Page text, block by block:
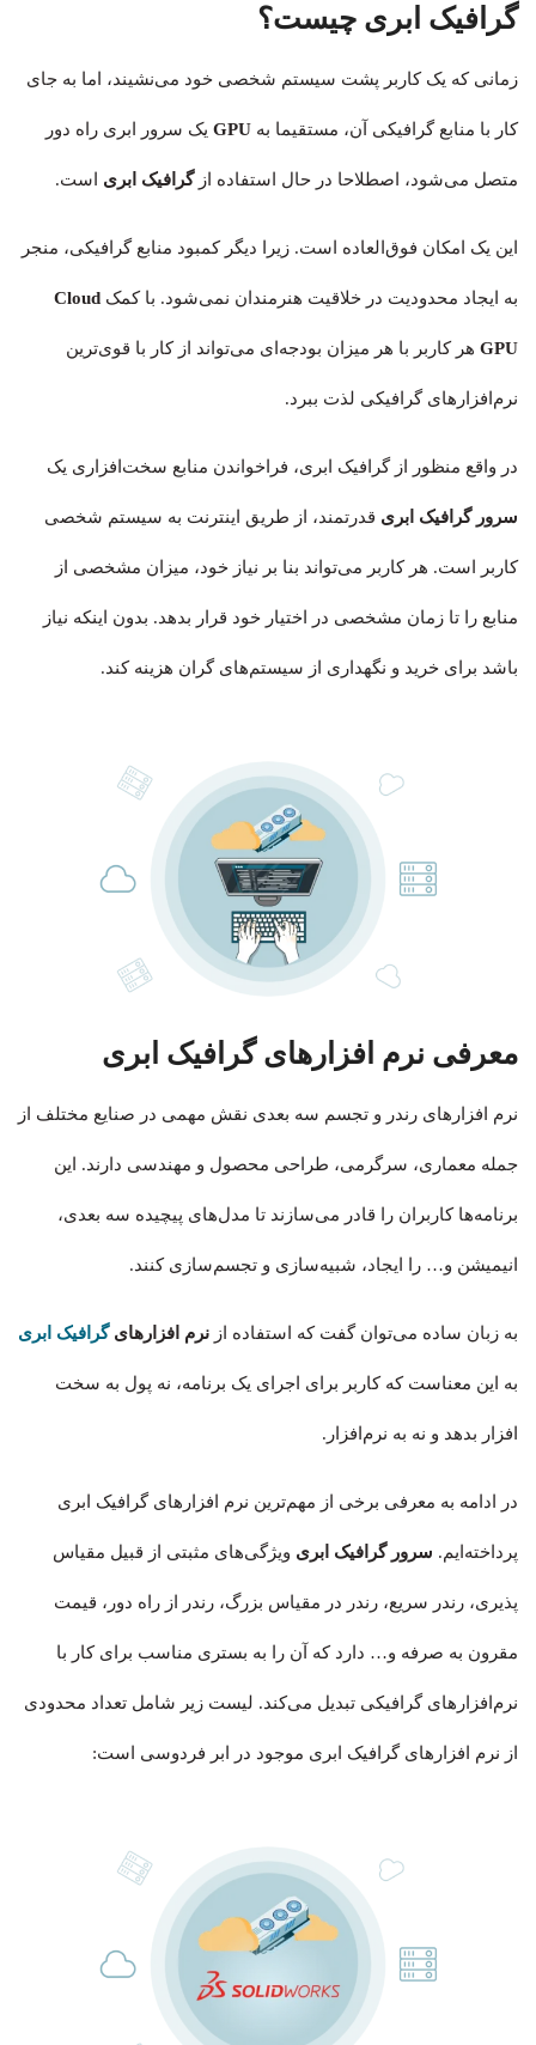
گرافیک ابری چیست؟
زمانی که یک کاربر پشت سیستم شخصی خود می‌نشیند، اما به جای
کار با منابع گرافیکی آن، مستقیما به GPU یک سرور ابری راه دور
متصل می‌شود، اصطلاحا در حال استفاده ازگرافیک ابری است.
این یک امکان فوق‌العاده است. زیرا دیگر کمبود منابع گرافیکی، منجر
به ایجاد محدودیت در خلاقیت هنرمندان نمی‌شود. با کمک Cloud
GPU هر کاربر با هر میزان بودجه‌ای می‌تواند از کار با قوی‌ترین
نرم‌افزارهای گرافیکی لذت ببرد.
در واقع منظور از گرافیک ابری، فراخواندن منابع سخت‌افزاری یک
سرور گرافیک ابری قدرتمند، از طریق اینترنت به سیستم شخصی
کاربر است. هر کاربر می‌تواند بنا بر نیاز خود، میزان مشخصی از
منابع را تا زمان مشخصی در اختیار خود قرار بدهد. بدون اینکه نیاز
باشد برای خرید و نگهداری از سیستم‌های گران هزینه‌ کند.
معرفی نرم افزارهای گرافیک ابری
نرم افزارهای رندر و تجسم سه بعدی نقش مهمی در صنایع مختلف از
جمله معماری، سرگرمی، طراحی محصول و مهندسی دارند. این
برنامه‌ها کاربران را قادر می‌سازند تا مدل‌های پیچیده سه بعدی،
انیمیشن و… را ایجاد، شبیه‌سازی و تجسم‌سازی کنند.
به زبان ساده می‌توان گفت که استفاده از نرم افزارهایگرافیک ابری
به این معناست که کاربر برای اجرای یک برنامه، نه پول به سخت
افزار بدهد و نه به نرم‌افزار.
در ادامه به معرفی برخی از مهم‌ترین نرم افزارهای گرافیک ابری
پرداخته‌ایم. سرور گرافیک ابری ویژگی‌های مثبتی از قبیل مقیاس
پذیری، رندر سریع‌، رندر در مقیاس بزرگ، رندر از راه دور، قیمت
مقرون به صرفه و… دارد که آن را به بستری مناسب برای کار با
نرم‌افزارهای گرافیکی تبدیل می‌کند. لیست زیر شامل تعداد محدودی
از نرم افزارهای گرافیک ابری موجود در ابر فردوسی است: